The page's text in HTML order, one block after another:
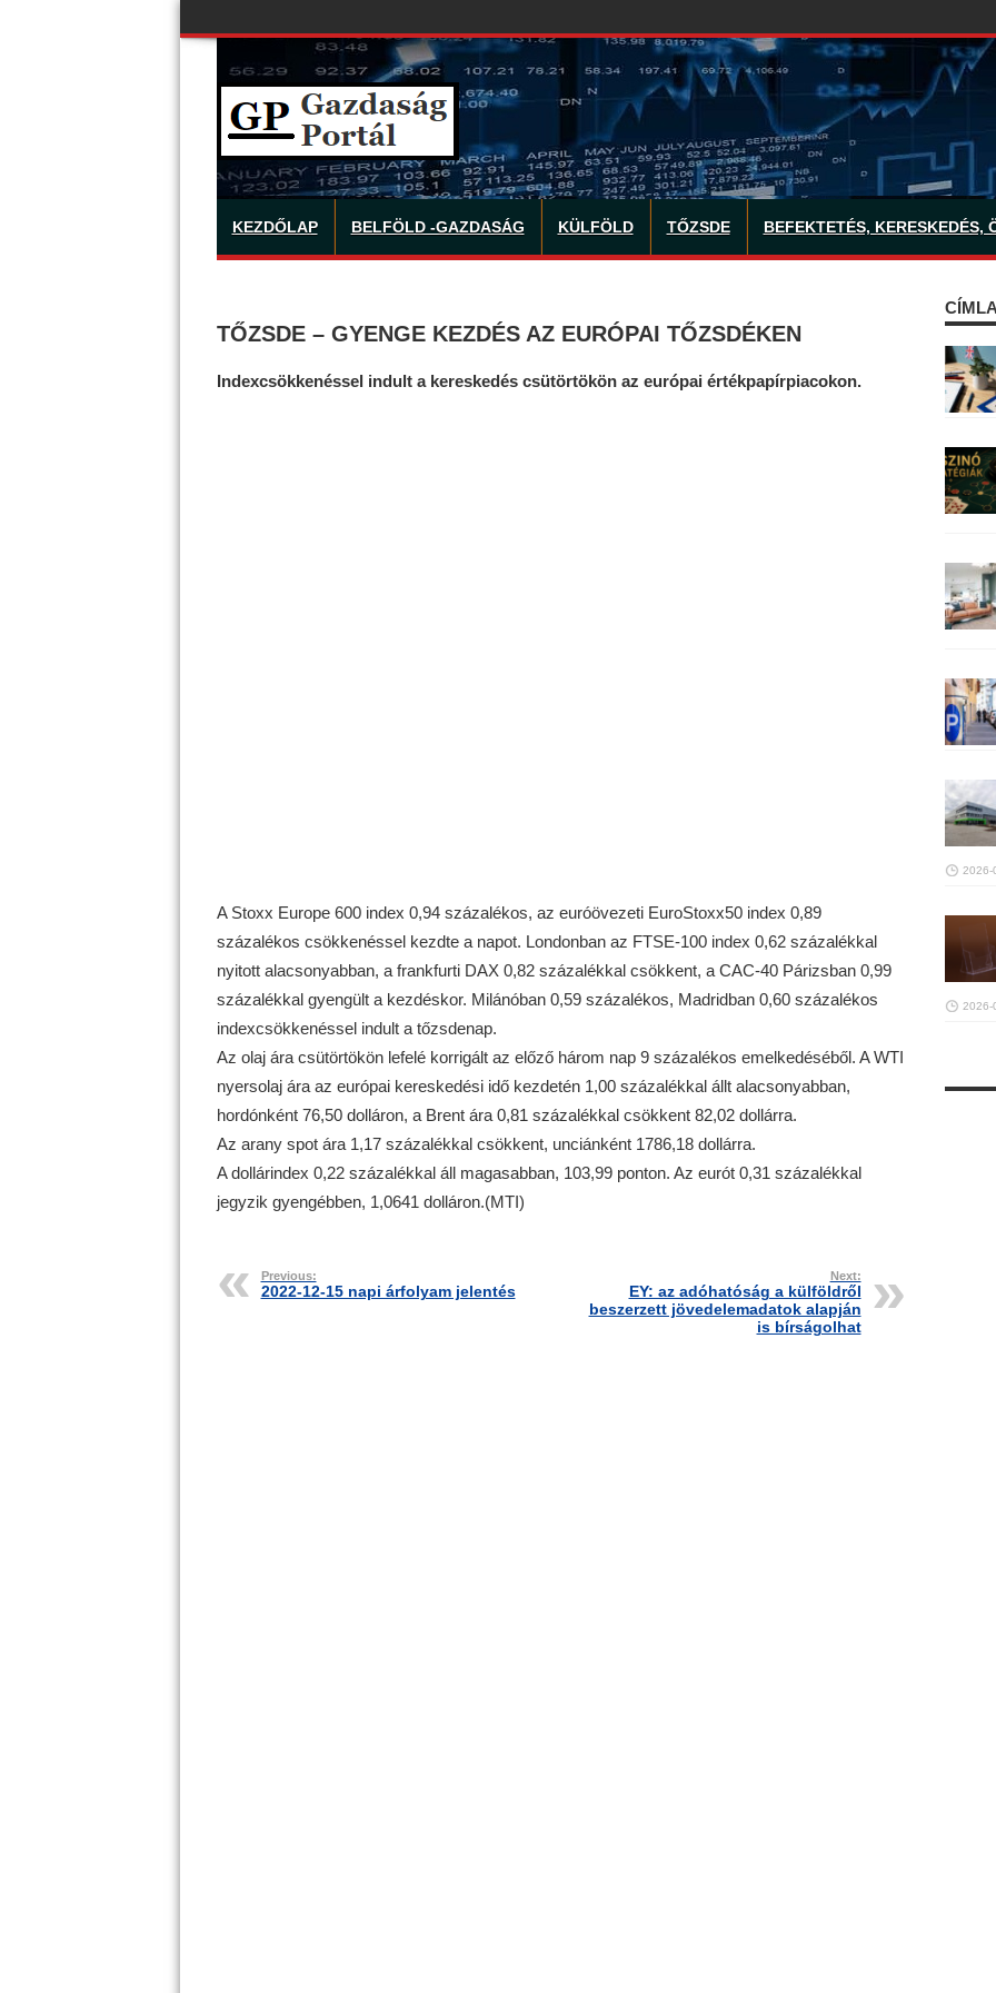
KEZDŐLAP BELFÖLD -GAZDASÁG KÜLFÖLD TŐZSDE BEFEKTETÉS, KERESKEDÉS,
TŐZSDE – GYENGE KEZDÉS AZ EURÓPAI TŐZSDÉKEN
Indexcsökkenéssel indult a kereskedés csütörtökön az európai értékpapírpiacokon.
A Stoxx Europe 600 index 0,94 százalékos, az euróövezeti EuroStoxx50 index 0,89
százalékos csökkenéssel kezdte a napot. Londonban az FTSE-100 index 0,62 százalékkal
nyitott alacsonyabban, a frankfurti DAX 0,82 százalékkal csökkent, a CAC-40 Párizsban 0,99
százalékkal gyengült a kezdéskor. Milánóban 0,59 százalékos, Madridban 0,60 százalékos
indexcsökkenéssel indult a tőzsdenap.
Az olaj ára csütörtökön lefelé korrigált az előző három nap 9 százalékos emelkedéséből. A WTI
nyersolaj ára az európai kereskedési idő kezdetén 1,00 százalékkal állt alacsonyabban,
hordónként 76,50 dolláron, a Brent ára 0,81 százalékkal csökkent 82,02 dollárra.
Az arany spot ára 1,17 százalékkal csökkent, unciánként 1786,18 dollárra.
A dollárindex 0,22 százalékkal áll magasabban, 103,99 ponton. Az eurót 0,31 százalékkal
jegyzik gyengébben, 1,0641 dolláron.(MTI)
Previous:
2022-12-15 napi árfolyam jelentés
Next:
EY: az adóhatóság a külföldről
beszerzett jövedelemadatok alapján
is bírságolhat
2026-
2026-